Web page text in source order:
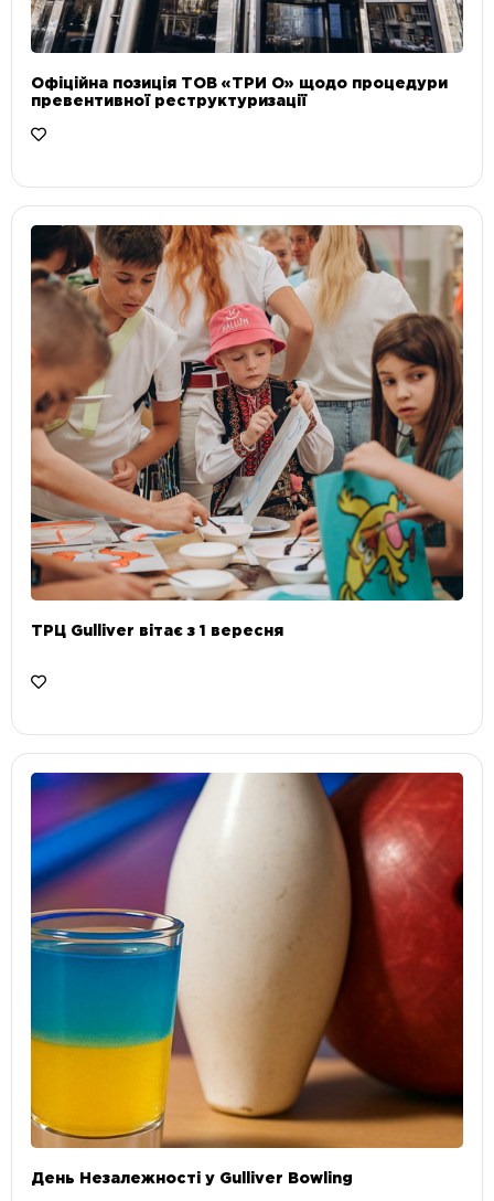
Офіційна позиція ТОВ «ТРИ О» щодо процедури
превентивної реструктуризації
ТРЦ Gulliver вітає з 1 вересня
День Незалежності у Gulliver Bowling